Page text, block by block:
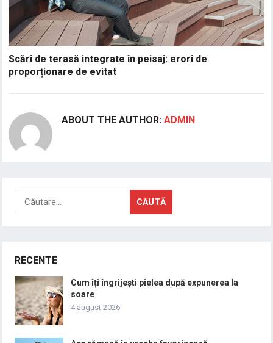
Scări de terasă integrate în peisaj: erori de
proporționare de evitat
ABOUT THE AUTHOR:ADMIN
Caută
după:
RECENTE
Cum îți îngrijești pielea după expunerea la
soare
4 august 2026